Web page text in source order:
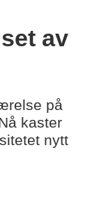
av
på
kaster
nytt